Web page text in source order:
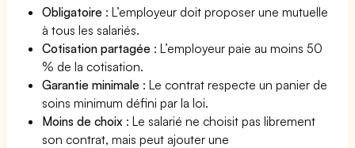
Obligatoire : L’employeur doit proposer une mutuelle
à tous les salariés.
Cotisation partagée : L’employeur paie au moins 50
% de la cotisation.
Garantie minimale : Le contrat respecte un panier de
soins minimum défini par la loi.
Moins de choix : Le salarié ne choisit pas librement
son contrat, mais peut ajouter une